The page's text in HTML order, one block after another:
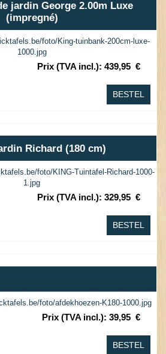
jardin George 2.00m Luxe
(impregné)
Prix (TVA incl.): 439,95 €
BESTEL
Richard (180 cm)
Prix (TVA incl.): 329,95 €
BESTEL
Prix (TVA incl.): 39,95 €
BESTEL